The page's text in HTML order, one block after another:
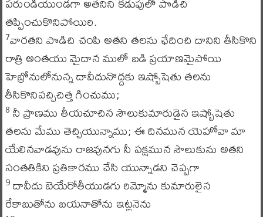
తప్పించుకొనిపోయిరి.
7వారతని పొడిచి చంపి అతని తలను ఛేదించి దానిని తీసికొని
రాత్రి అంతయు మైదాన ములో బడి ప్రయాణమైపోయి
హెబ్రోనులోనున్న దావీదునొద్దకు ఇష్బోషెతు తలను
తీసికొనివచ్చిచిత్త గించుము;
8 నీ ప్రాణము తీయచూచిన సౌలుకుమారుడైన ఇష్బోషెతు
తలను మేము తెచ్చియున్నాము; ఈ దినమున యెహోవా మా
యేలినవాడవును రాజవునగు నీ పక్షమున సౌలుకును అతని
సంతతికిని ప్రతికారము చేసి యున్నాడని చెప్పగా
9దావీదు బెయేరోతీయుడగు రిమ్మోను కుమారులైన
రేకాబుతోను బయనాతోను ఇట్లనెను